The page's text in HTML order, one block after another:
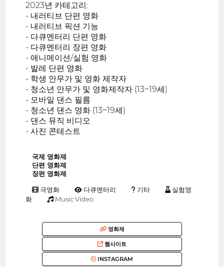
2023년 카테고리:
- 내러티브 단편 영화
- 내러티브 픽션 기능
- 다큐멘터리 단편 영화
- 다큐멘터리 장편 영화
- 애니메이션/실험 영화
- 발레 단편 영화
- 학생 안무가 및 영화 제작자
- 청소년 안무가 및 영화제작자 (13~19세)
- 모바일 댄스 필름
- 청소년 댄스 영화 (13~19세)
- 댄스 뮤직 비디오
- 사진 콘테스트
국제 영화제
단편 영화제
장편 영화제
극영화 다큐멘터리 기타
실험영
화
Music Video
영화제
웹사이트
INSTAGRAM